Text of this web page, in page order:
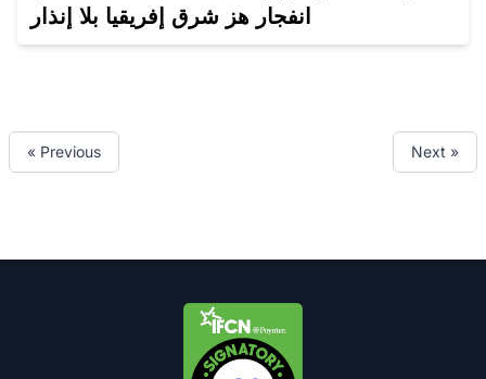
انفجار هز شرق إفريقيا بلا إنذار
« Previous Next »